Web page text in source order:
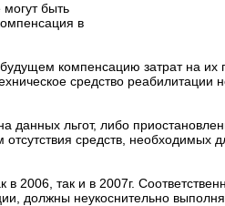
быть
в
компенсацию затрат на их
средство реабилитации
данных льгот, либо
средств, необходимых
так и в 2007г.
должны неукоснительно